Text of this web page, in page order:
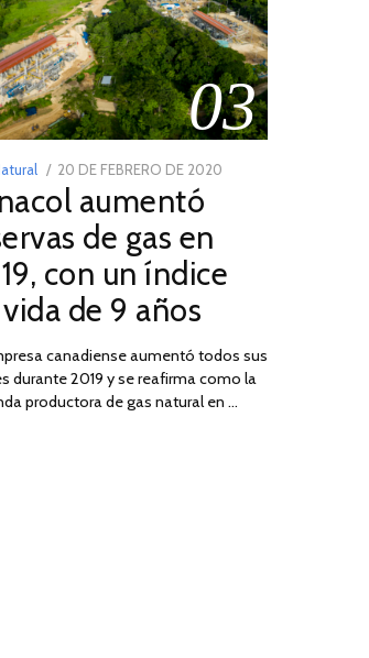
03
POSTED
ON
20 DE FEBRERO DE 2020
2025
aumentó
de gas en
con un índice
de 9 años
canadiense aumentó todos sus
durante 2019 y se reafirma como la
productora de gas natural en …